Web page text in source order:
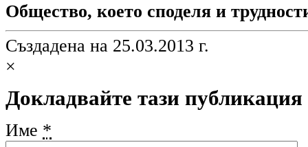
Общество, което споделя и
Създадена на 25.03.2013 г.
×
Докладвайте тази публикация
Име *